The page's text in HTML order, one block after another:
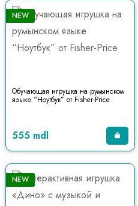
NEW
Обучающая игрушка на румынском
языке “Ноутбук” от Fisher-Price
555 mdl
NEW